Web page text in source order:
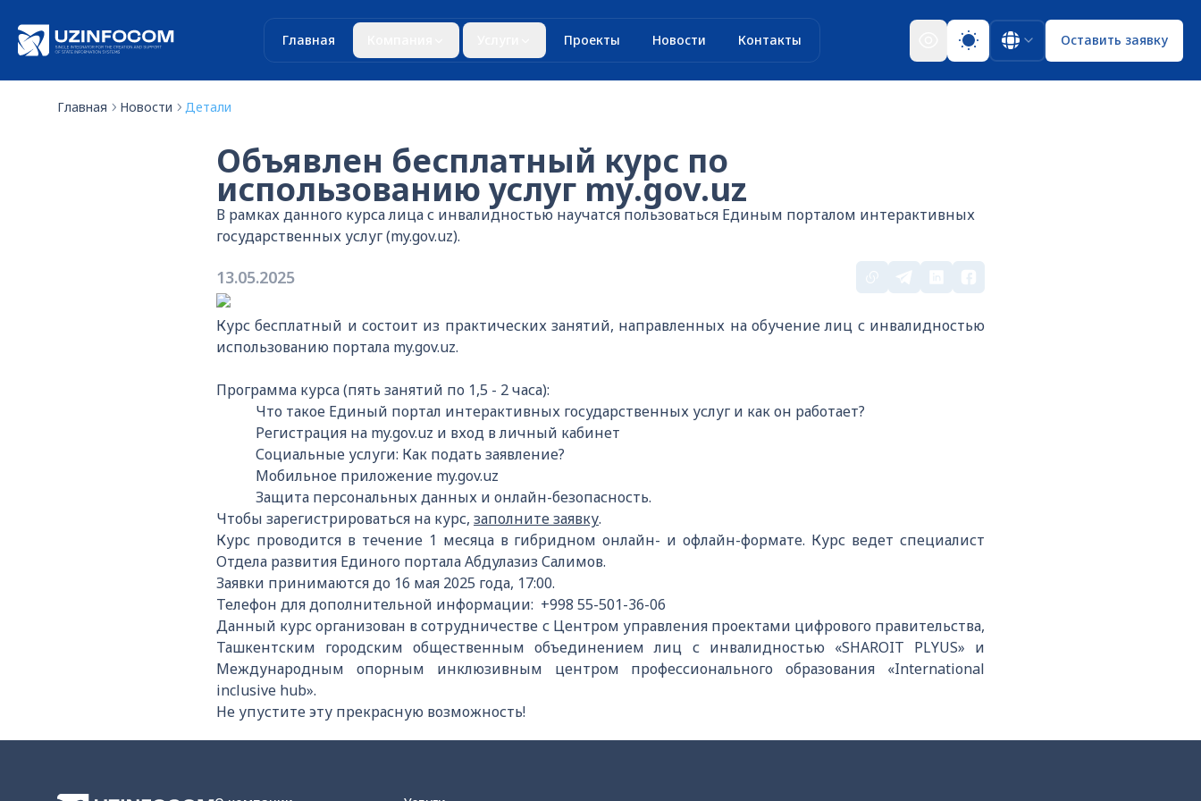
Главная Проекты Новости Контакты Оставить заявку
Главная Новости Детали
Объявлен бесплатный курс по
использованию услуг my.gov.uz
В рамках данного курса лица с инвалидностью научатся пользоваться Единым порталом интерактивных
государственных услуг (my.gov.uz).
13.05.2025
Курс бесплатный и состоит из практических занятий, направленных на обучение лиц с инвалидностью
использованию портала my.gov.uz.
Программа курса (пять занятий по 1,5 - 2 часа):
Что такое Единый портал интерактивных государственных услуг и как он работает?
Регистрация на my.gov.uz и вход в личный кабинет
Социальные услуги: Как подать заявление?
Мобильное приложение my.gov.uz
Защита персональных данных и онлайн-безопасность.
Чтобы зарегистрироваться на курс, заполните заявку.
Курс проводится в течение 1 месяца в гибридном онлайн- и офлайн-формате. Курс ведет специалист
Отдела развития Единого портала Абдулазиз Салимов.
Заявки принимаются до 16 мая 2025 года, 17:00.
Телефон для дополнительной информации: +998 55-501-36-06
Данный курс организован в сотрудничестве с Центром управления проектами цифрового правительства,
Ташкентским городским общественным объединением лиц с инвалидностью «SHAROIT PLYUS» и
Международным опорным инклюзивным центром профессионального образования «International
inclusive hub».
Не упустите эту прекрасную возможность!